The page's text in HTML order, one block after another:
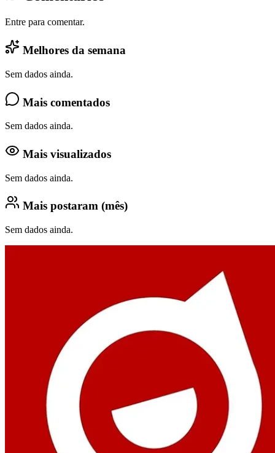
Entre para comentar.
Melhores da semana
Sem dados ainda.
Mais comentados
Sem dados ainda.
Mais visualizados
Sem dados ainda.
Mais postaram (mês)
Sem dados ainda.